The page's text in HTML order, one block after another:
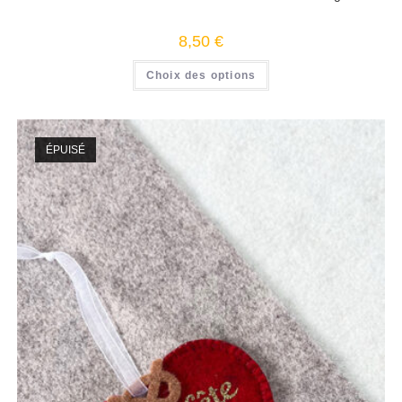
8,50 €
Choix des options
ÉPUISÉ